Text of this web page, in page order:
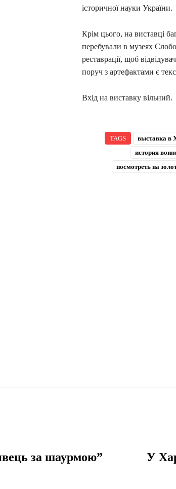
історичної науки України.
Крім цього, на виставці
перебували в музеях
реставрації, щоб
поруч з артефактами є
Вхід на виставку вільний.
TAGS выставка в
история
посмотреть на
за шаурмою” У